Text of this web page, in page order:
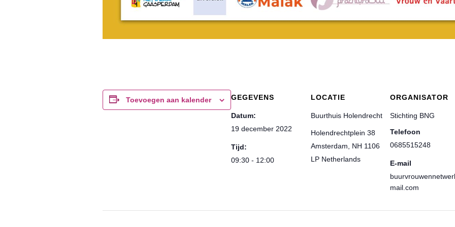
Toevoegen aan kalender GEGEVENS
Datum:
19 december 2022
Tijd:
09:30 - 12:00
LOCATIE
Buurthuis Holendrecht
Holendrechtplein 38
Amsterdam
NH 1106
LP Netherlands
ORGANISATOR
Stichting BNG
Telefoon
0685515248
E-mail
mail.com